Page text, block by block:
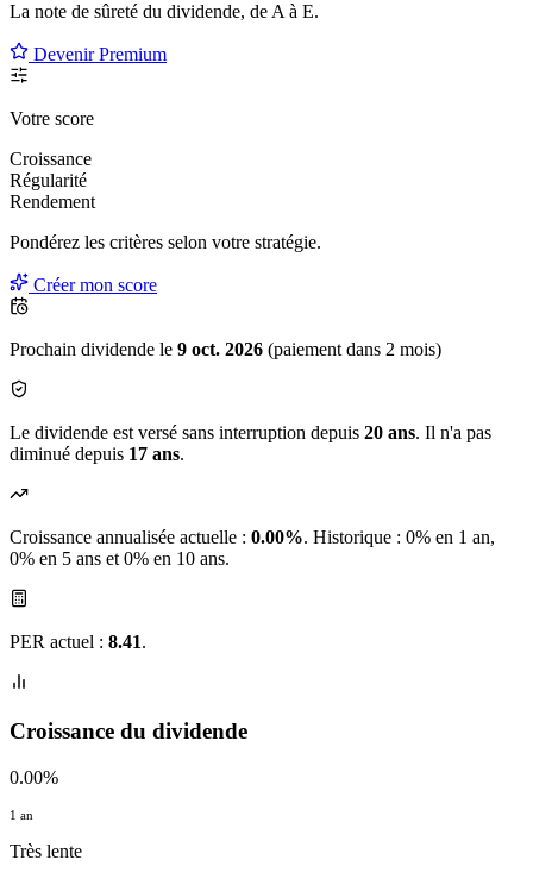
La note de sûreté du dividende, de A à E.
Devenir Premium
Votre score
Croissance
Régularité
Rendement
Pondérez les critères selon votre stratégie.
Créer mon score
Prochain dividende le 9 oct. 2026 (paiement dans 2 mois)
Le dividende est versé sans interruption depuis 20 ans. Il n'a pas
diminué depuis 17 ans.
Croissance annualisée actuelle : 0.00%. Historique : 0% en 1 an,
0% en 5 ans et 0% en 10 ans.
PER actuel : 8.41.
Croissance du dividende
0.00%
1 an
Très lente